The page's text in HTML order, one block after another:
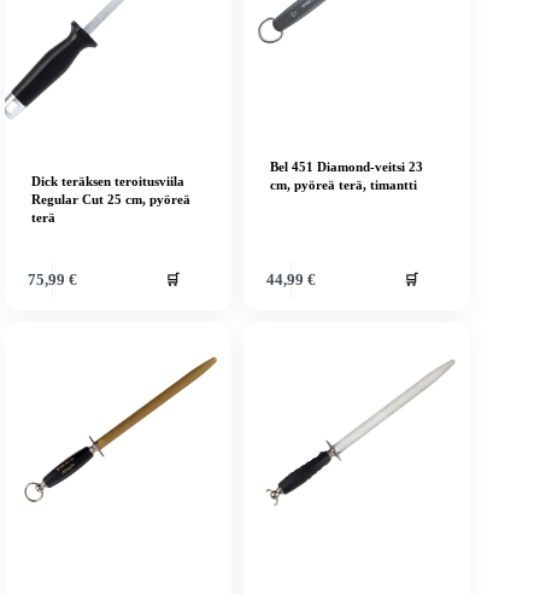
Dick teräksen teroitusviila
Regular Cut 25 cm, pyöreä
terä
75,99 € 🛒
Bel 451 Diamond-veitsi 23
cm, pyöreä terä, timantti
44,99 € 🛒